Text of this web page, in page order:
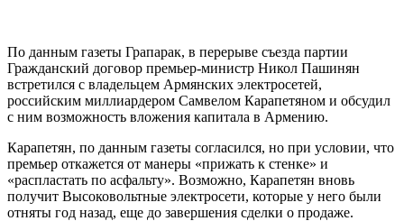
По данным газеты Грапарак, в перерыве съезда партии
Гражданский договор премьер-министр Никол Пашинян
встретился с владельцем Армянских электросетей,
российским миллиардером Самвелом Карапетяном и обсудил
с ним возможность вложения капитала в Армению.
Карапетян, по данным газеты согласился, но при условии, что
премьер откажется от манеры «прижать к стенке» и
«распластать по асфальту». Возможно, Карапетян вновь
получит Высоковольтные электросети, которые у него были
отняты год назад, еще до завершения сделки о продаже.